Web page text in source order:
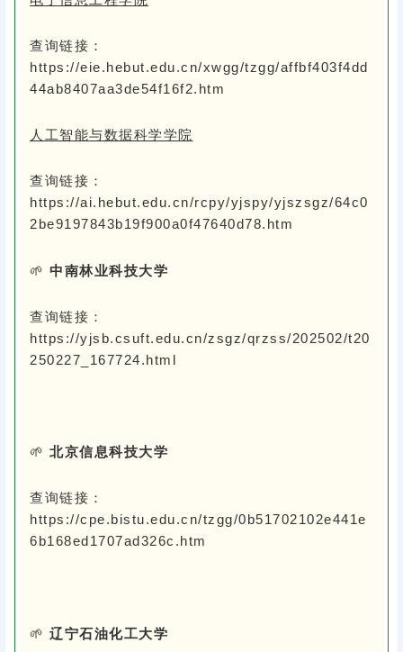
查询链接：
https://eie.hebut.edu.cn/xwgg/tzgg/affbf403f4dd
44ab8407aa3de54f16f2.htm
人工智能与数据科学学院
查询链接：
https://ai.hebut.edu.cn/rcpy/yjspy/yjszsgz/64c0
2be9197843b19f900a0f47640d78.htm
🌱 中南林业科技大学
查询链接：
https://yjsb.csuft.edu.cn/zsgz/qrzss/202502/t20
250227_167724.html
🌱 北京信息科技大学
查询链接：
https://cpe.bistu.edu.cn/tzgg/0b51702102e441e
6b168ed1707ad326c.htm
🌱 辽宁石油化工大学